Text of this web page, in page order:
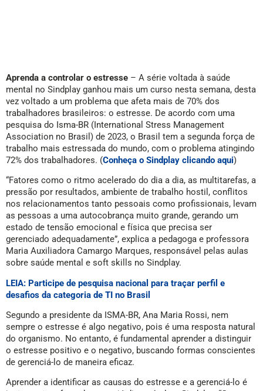
Aprenda a controlar o estresse – A série voltada à saúde
mental no Sindplay ganhou mais um curso nesta semana, desta
vez voltado a um problema que afeta mais de 70% dos
trabalhadores brasileiros: o estresse. De acordo com uma
pesquisa do Isma-BR (International Stress Management
Association no Brasil) de 2023, o Brasil tem a segunda força de
trabalho mais estressada do mundo, com o problema atingindo
72% dos trabalhadores. (Conheça o Sindplay clicando aqui)
“Fatores como o ritmo acelerado do dia a dia, as multitarefas, a
pressão por resultados, ambiente de trabalho hostil, conflitos
nos relacionamentos tanto pessoais como profissionais, levam
as pessoas a uma autocobrança muito grande, gerando um
estado de tensão emocional e física que precisa ser
gerenciado adequadamente”, explica a pedagoga e professora
Maria Auxiliadora Camargo Marques, responsável pelas aulas
sobre saúde mental e soft skills no Sindplay.
LEIA: Participe de pesquisa nacional para traçar perfil e
desafios da categoria de TI no Brasil
Segundo a presidente da ISMA-BR, Ana Maria Rossi, nem
sempre o estresse é algo negativo, pois é uma resposta natural
do organismo. No entanto, é fundamental aprender a distinguir
o estresse positivo e o negativo, buscando formas conscientes
de gerenciá-lo de maneira eficaz.
Aprender a identificar as causas do estresse e a gerenciá-lo é